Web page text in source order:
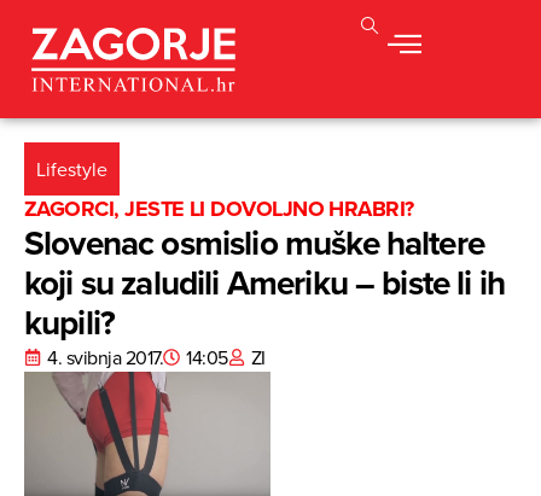
Lifestyle
ZAGORCI, JESTE LI DOVOLJNO HRABRI?
Slovenac osmislio muške haltere
koji su zaludili Ameriku – biste li ih
kupili?
4. svibnja 2017. 14:05 ZI